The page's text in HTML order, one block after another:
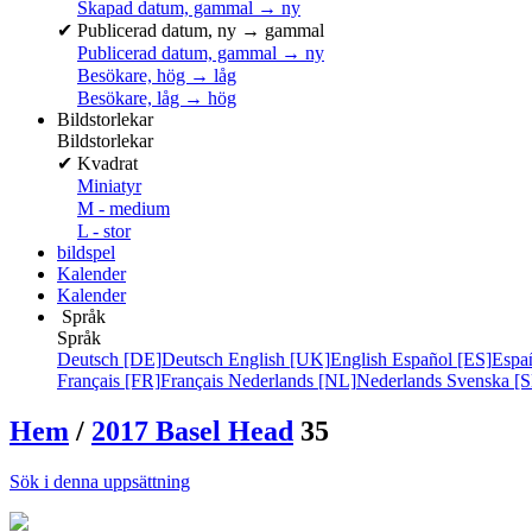
Skapad datum, gammal → ny
✔ Publicerad datum, ny → gammal
Publicerad datum, gammal → ny
Besökare, hög → låg
Besökare, låg → hög
Bildstorlekar
Bildstorlekar
✔ Kvadrat
Miniatyr
M - medium
L - stor
bildspel
Kalender
Kalender
Språk
Språk
Deutsch [DE]Deutsch English [UK]English Español [ES]
Français [FR]Français Nederlands [NL]Nederlands Svenska
Hem / 2017 Basel Head 35
Sök i denna uppsättning